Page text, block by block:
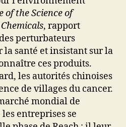
of the Science of
, rapport
perturbateurs
la santé et insistant sur la
ces produits.
les autorités chinoises
de villages du cancer.
mondial de
entreprises se